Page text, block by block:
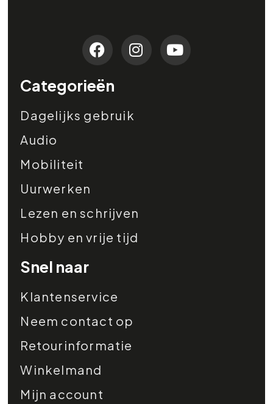
Categorieën
Dagelijks gebruik
Audio
Mobiliteit
Uurwerken
Lezen en schrijven
Hobby en vrije tijd
Snel naar
Klantenservice
Neem contact op
Retourinformatie
Winkelmand
Mijn account